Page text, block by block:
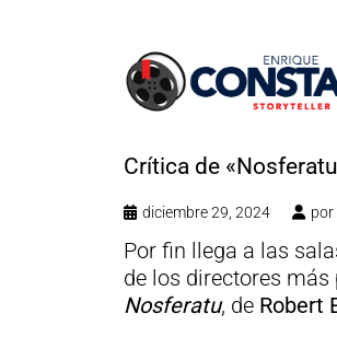
Crítica de
diciembre 29, 2024 por
Por fin llega a las
de los directores
Nosferatu, de Robert